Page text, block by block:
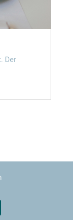
Der